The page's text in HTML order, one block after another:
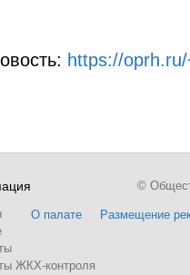
https://
ЖКХ-контроля
О палате Размещение
©